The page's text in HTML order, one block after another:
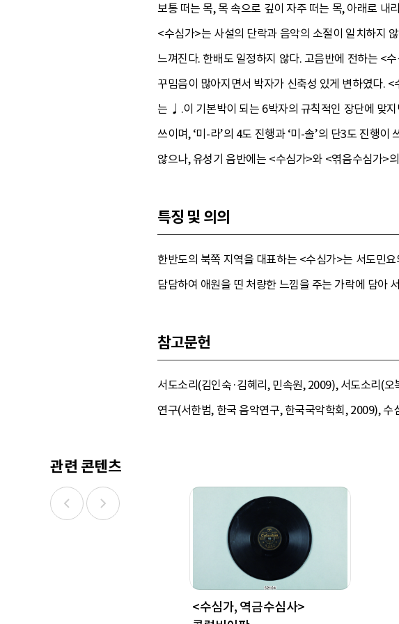
보통 떠는 목, 목 속으로 깊이 자주 떠는 목, 아래로 내
<수심가>는 사설의 단락과 음악의 소절이 일치하지
느껴진다. 한배도 일정하지 않다. 고음반에 전하는 <
꾸밈음이 많아지면서 박자가 신축성 있게 변하였다.
는 ♩.이 기본박이 되는 6박자의 규칙적인 장단에 맞
쓰이며, ‘미-라’의 4도 진행과 ‘미-솔’의 단3도 진행
않으나, 유성기 음반에는 <수심가>와 <엮음수심가>
특징 및 의의
한반도의 북쪽 지역을 대표하는 <수심가>는 서도민
담담하여 애원을 띤 처량한 느낌을 주는 가락에 담아
참고문헌
서도소리(김인숙·김혜리, 민속원, 2009), 서도소리(
연구(서한범, 한국 음악연구, 한국국악학회, 2009),
관련 콘텐츠
<수심가, 역금수심사>